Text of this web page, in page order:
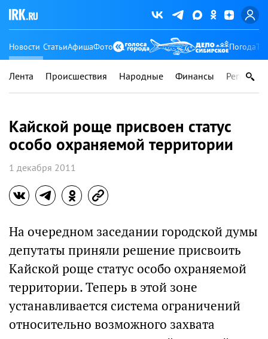
Новости СтатьиАфишаФото Погода
Лента Происшествия Народные Финансы Регионы
Кайской роще присвоен статус
особо охраняемой территории
1 декабря 2011
На очередном заседании городской думы
депутаты приняли решение присвоить
Кайской роще статус особо охраняемой
территории. Теперь в этой зоне
устанавливается система ограничений
относительно возможного захвата